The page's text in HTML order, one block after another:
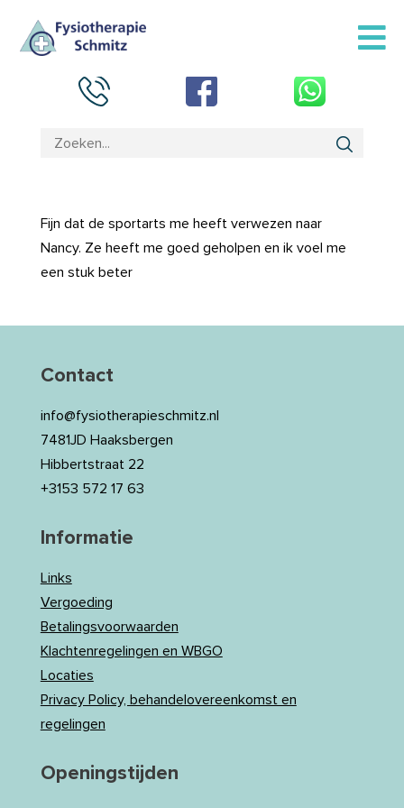
Fijn dat de sportarts me heeft verwezen naar
Nancy. Ze heeft me goed geholpen en ik voel me
een stuk beter
Contact
info@fysiotherapieschmitz.nl
7481JD Haaksbergen
Hibbertstraat 22
+3153 572 17 63
Informatie
Links
Vergoeding
Betalingsvoorwaarden
Klachtenregelingen en WBGO
Locaties
Privacy Policy, behandelovereenkomst en
regelingen
Openingstijden